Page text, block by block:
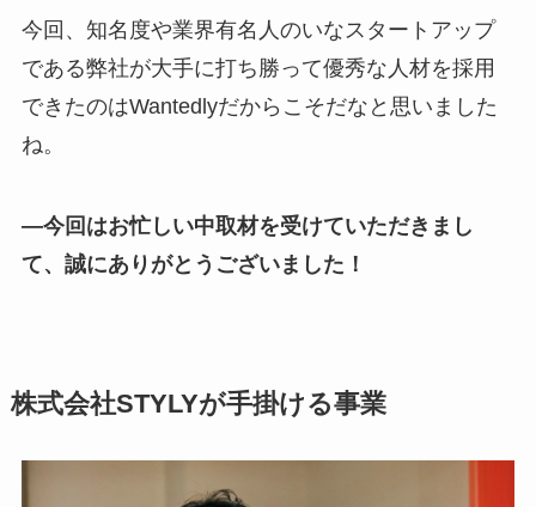
今回、知名度や業界有名人のいなスタートアップ
である弊社が大手に打ち勝って優秀な人材を採用
できたのはWantedlyだからこそだなと思いました
ね。
―今回はお忙しい中取材を受けていただきまし
て、誠にありがとうございました！
株式会社STYLYが手掛ける事業